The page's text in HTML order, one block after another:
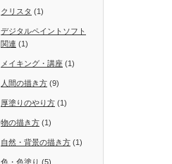
クリスタ (1)
デジタルペイントソフト
関連 (1)
メイキング・講座 (1)
人間の描き方 (9)
厚塗りのやり方 (1)
物の描き方 (1)
自然・背景の描き方 (1)
色・色塗り (5)